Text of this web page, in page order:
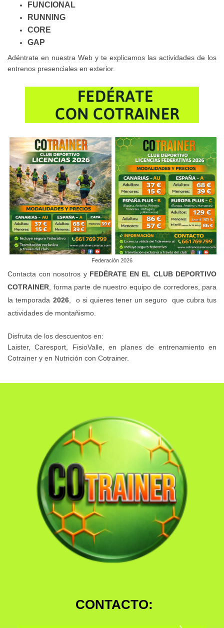
FUNCIONAL
RUNNING
CORE
GAP
Adéntrate en nuestra Web y te explicamos las actividades de los
entrenos presenciales en exterior.
Federación 2026
Contacta con nosotros y FEDÉRATE EN EL CLUB DEPORTIVO
COTRAINER , forma parte de nuestro equipo de corredores, para
la temporada 2026, o si quieres tener un seguro que cubra tus
actividades de montañismo.
Disfruta de los descuentos en:
Laister, Caresport, FisioValle, en planes de entrenamiento en
Cotrainer y en Nutrición con Cotrainer.
CONTACTO: